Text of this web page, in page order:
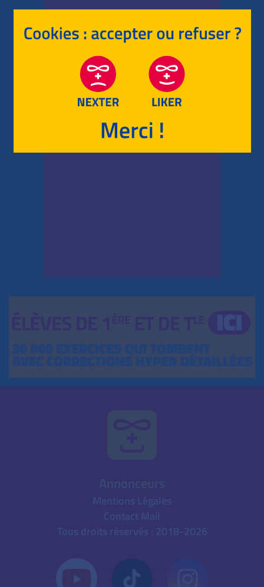
Mentions Légales
Contact Mail
Tous droits réservés : 2018-2026